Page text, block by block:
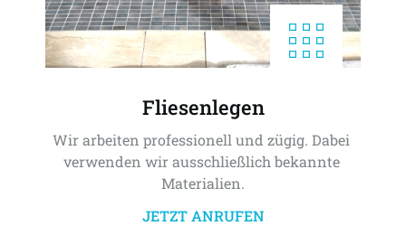
Fliesenlegen
Wir arbeiten professionell und zügig. Dabei
verwenden wir ausschließlich bekannte
Materialien.
JETZT ANRUFEN